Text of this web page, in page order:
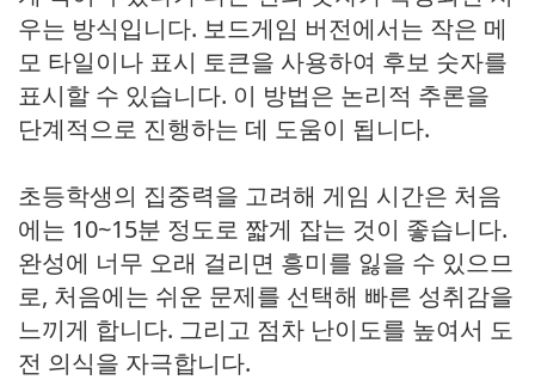
우는 방식입니다. 보드게임 버전에서는 작은 메
모 타일이나 표시 토큰을 사용하여 후보 숫자를
표시할 수 있습니다. 이 방법은 논리적 추론을
단계적으로 진행하는 데 도움이 됩니다.
초등학생의 집중력을 고려해 게임 시간은 처음
에는 10~15분 정도로 짧게 잡는 것이 좋습니다.
완성에 너무 오래 걸리면 흥미를 잃을 수 있으므
로, 처음에는 쉬운 문제를 선택해 빠른 성취감을
느끼게 합니다. 그리고 점차 난이도를 높여서 도
전 의식을 자극합니다.